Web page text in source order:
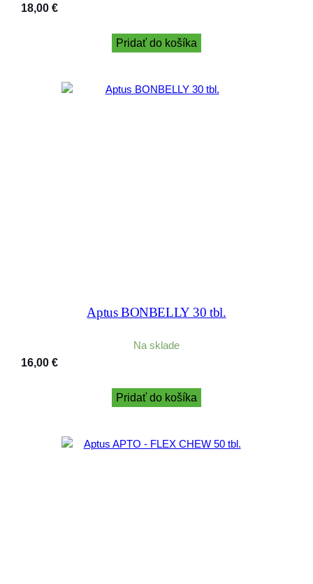
18,00 €
Pridať do košíka
Aptus BONBELLY 30 tbl.
Na sklade
16,00 €
Pridať do košíka